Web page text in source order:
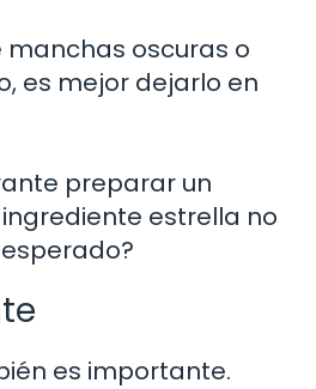
manchas oscuras o
es mejor dejarlo en
preparar un
estrella no
es importante.